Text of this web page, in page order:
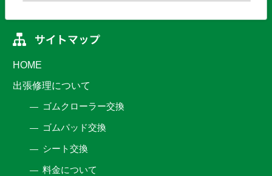
HOME
出張修理について
ゴムクローラー交換
ゴムパッド交換
シート交換
料金について